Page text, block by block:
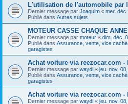
L'utilisation de l'automobile par
Dernier message par Joaquim « mer.
Publié dans Autres sujets
MOTEUR CASSE CHAQUE
Dernier message par moteur « dim. déc.
Publié dans Assurance, vente, vice
garagistes
Achat voiture via reezocar.com -
Dernier message par waydi « jeu. nov.
Publié dans Assurance, vente, vice
garagistes
Achat voiture via reezocar.com -
Dernier message par waydi « jeu. nov.